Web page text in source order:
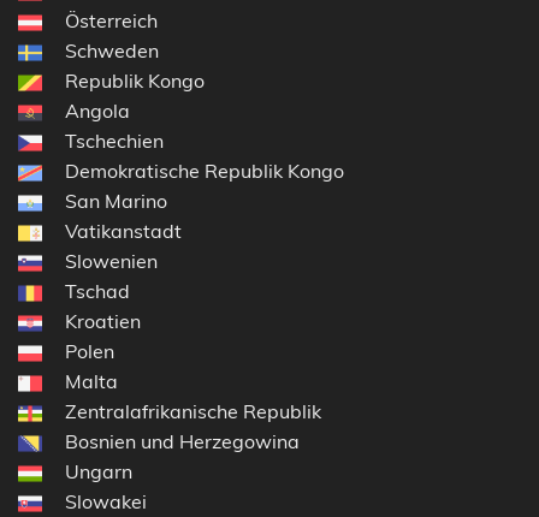
Österreich
Schweden
Republik Kongo
Angola
Tschechien
Demokratische Republik Kongo
San Marino
Vatikanstadt
Slowenien
Tschad
Kroatien
Polen
Malta
Zentralafrikanische Republik
Bosnien und Herzegowina
Ungarn
Slowakei